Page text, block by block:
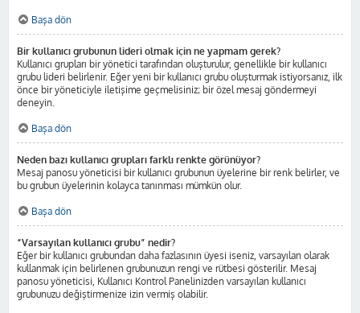
Başa dön
Bir kullanıcı grubunun lideri olmak için ne yapmam gerek?
Kullanıcı grupları bir yönetici tarafından oluşturulur, genellikle bir kullanıcı
grubu lideri belirlenir. Eğer yeni bir kullanıcı grubu oluşturmak istiyorsanız, ilk
önce bir yöneticiyle iletişime geçmelisiniz; bir özel mesaj göndermeyi
deneyin.
Başa dön
Neden bazı kullanıcı grupları farklı renkte görünüyor?
Mesaj panosu yöneticisi bir kullanıcı grubunun üyelerine bir renk belirler, ve
bu grubun üyelerinin kolayca tanınması mümkün olur.
Başa dön
“Varsayılan kullanıcı grubu” nedir?
Eğer bir kullanıcı grubundan daha fazlasının üyesi iseniz, varsayılan olarak
kullanmak için belirlenen grubunuzun rengi ve rütbesi gösterilir. Mesaj
panosu yöneticisi, Kullanıcı Kontrol Panelinizden varsayılan kullanıcı
grubunuzu değiştirmenize izin vermiş olabilir.